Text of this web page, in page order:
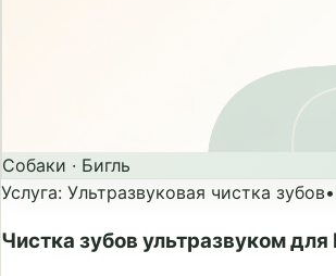
Собаки · Бигль
Услуга: Ультразвуковая чистка зубов•
Чистка зубов ультразвуком для